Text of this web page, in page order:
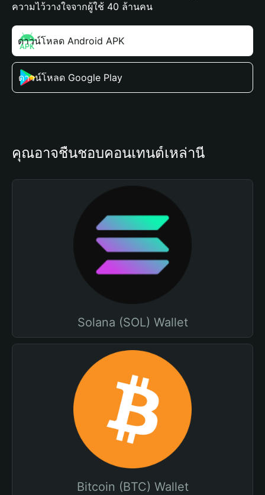
ความไว้วางใจจากผู้ใช้ 40 ล้านคน
ดาวน์โหลด Android APK
ดาวน์โหลด Google Play
คุณอาจชื่นชอบคอนเทนต์เหล่านี้
Solana (SOL) Wallet
Bitcoin (BTC) Wallet